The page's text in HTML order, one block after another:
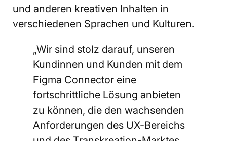
und anderen kreativen Inhalten in
verschiedenen Sprachen und Kulturen.
„Wir sind stolz darauf, unseren
Kundinnen und Kunden mit dem
Figma Connector eine
fortschrittliche Lösung anbieten
zu können, die den wachsenden
Anforderungen des UX-Bereichs